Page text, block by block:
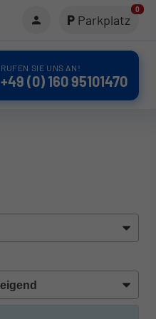
Parkplatz
0
RUFEN SIE UNS AN!
+49 (0) 160 95101470